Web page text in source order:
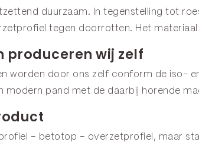
duurzaam. In tegenstelling tot
tegen doorrotten. Het
produceren wij zelf
worden door ons zelf conform de iso-
modern pand met de daarbij horende
– betotop – overzetprofiel, maar